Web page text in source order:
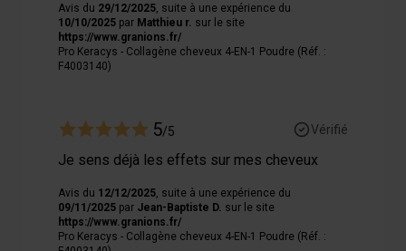
Avis du 29/12/2025 , suite à une expérience du
10/10/2025 par Matthieu r. sur le site
https://www.granions.fr/
Pro Keracys - Collagène cheveux 4-EN-1 Poudre (Réf. :
F4003140)
5/5 Vérifié
Je sens déjà les effets sur mes cheveux
Avis du 12/12/2025 , suite à une expérience du
09/11/2025 par Jean-Baptiste D. sur le site
https://www.granions.fr/
Pro Keracys - Collagène cheveux 4-EN-1 Poudre (Réf. :